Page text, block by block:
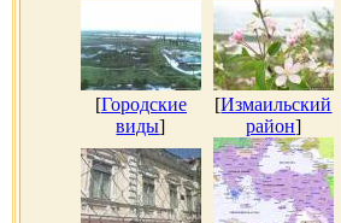
[Городские
виды]
[Измаильский
район]